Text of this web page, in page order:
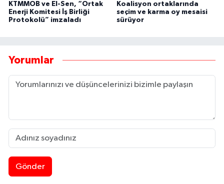
KTMMOB ve El-Sen, “Ortak
Enerji Komitesi İş Birliği
Protokolü” imzaladı
Koalisyon ortaklarında
seçim ve karma oy mesaisi
sürüyor
Yorumlar
Gönder